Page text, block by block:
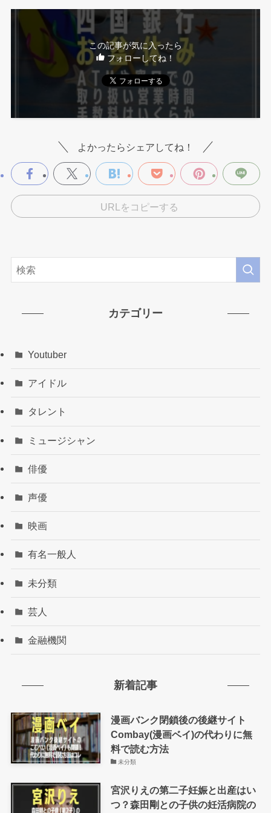
この記事が気に入ったら
フォローしてね！
よかったらシェアしてね！
URLをコピーする
カテゴリー
Youtuber
アイドル
タレント
ミュージシャン
俳優
声優
映画
有名一般人
未分類
芸人
金融機関
新着記事
漫画バンク閉鎖後の後継サイト
Combay(漫画ベイ)の代わりに無
料で読む方法
未分類
宮沢りえの第二子妊娠と出産はい
つ？森田剛との子供の妊活病院の